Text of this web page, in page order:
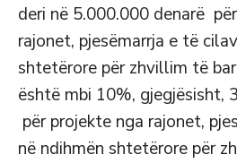
deri në 5.000.000 denarë
rajonet, pjesëmarrja e të
shtetërore për zhvillim të
është mbi 10%, gjegjësisht,
për projekte nga rajonet,
në ndihmën shtetërore për